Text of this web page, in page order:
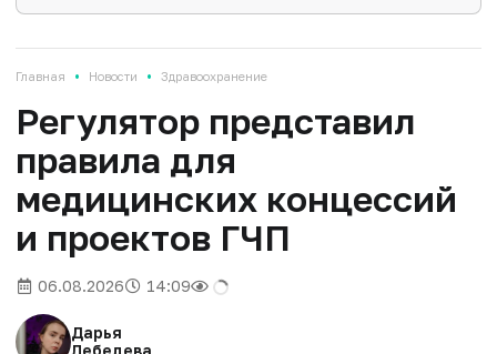
Главная • Новости • Здравоохранение
Регулятор представил
правила для
медицинских концессий
и проектов ГЧП
06.08.2026 14:09
Дарья
Лебедева